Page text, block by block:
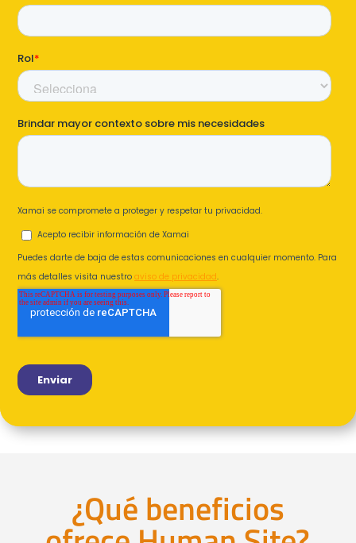
Consultoria SAP
Consultoria SAP Business One
Consultoria SAP S4HANA Cloud
¡Más de 400 clientes!
¿Qué beneficios